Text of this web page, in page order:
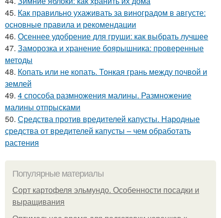
45. Как правильно ухаживать за виноградом в августе:
основные правила и рекомендации
46. Осеннее удобрение для груши: как выбрать лучшее
47. Заморозка и хранение боярышника: проверенные
методы
48. Копать или не копать. Тонкая грань между почвой и
землей
49. 4 способа размножения малины. Размножение
малины отпрысками
50. Средства против вредителей капусты. Народные
средства от вредителей капусты – чем обработать
растения
Популярные материалы
Сорт картофеля эльмундо. Особенности посадки и
выращивания